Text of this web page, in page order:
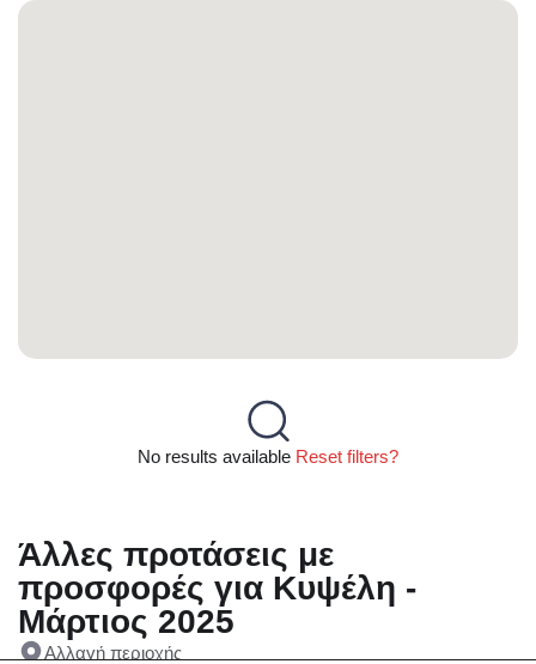
No results available Reset filters?
Άλλες προτάσεις με
προσφορές για Κυψέλη -
Μάρτιος 2025
Αλλαγή περιοχής